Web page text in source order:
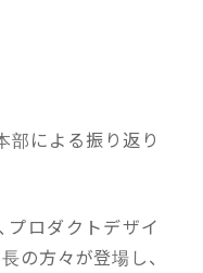
部による振り返り
プロダクトデザイ
の方々が登場し、